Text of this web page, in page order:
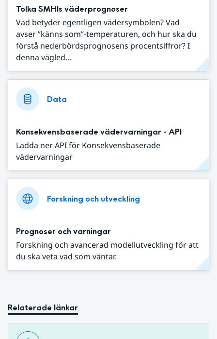
Tolka SMHIs väderprognoser
Vad betyder egentligen vädersymbolen? Vad
avser ”känns som”-temperaturen, och hur ska du
förstå nederbördsprognosens procentsiffror? I
denna vägled...
Data
Konsekvensbaserade vädervarningar - API
Ladda ner API för Konsekvensbaserade
vädervarningar
Forskning och utveckling
Prognoser och varningar
Forskning och avancerad modellutveckling för att
du ska veta vad som väntar.
Relaterade länkar